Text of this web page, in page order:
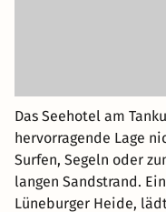
Das Seehotel am
hervorragende Lage
Surfen, Segeln oder
langen Sandstrand.
Lüneburger Heide,